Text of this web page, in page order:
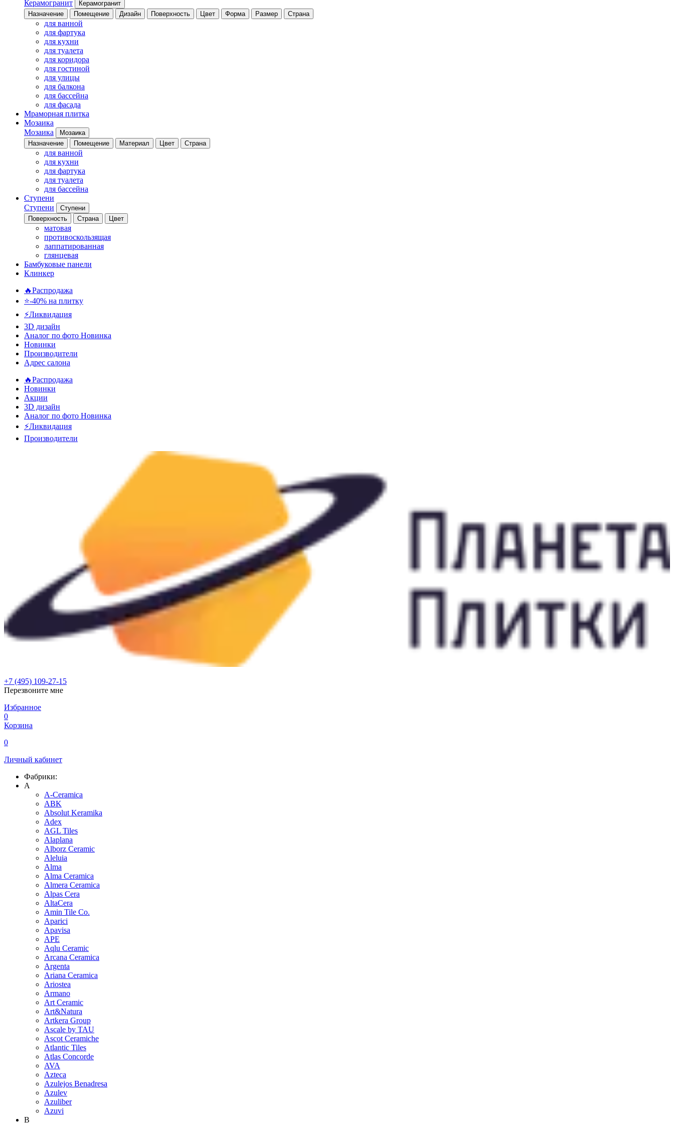
Керамогранит
Керамогранит
Назначение
Помещение Дизайн Поверхность Цвет Форма Размер Страна
для ванной
для фартука
для кухни
для туалета
для коридора
для гостиной
для улицы
для балкона
для бассейна
для фасада
Мраморная плитка
Мозаика
Мозаика
Мозаика
Назначение
Помещение Материал Цвет Страна
для ванной
для кухни
для фартука
для туалета
для бассейна
Ступени
Ступени
Ступени
Поверхность
Страна Цвет
матовая
противоскользящая
лаппатированная
глянцевая
Бамбуковые панели
Клинкер
🔥Распродажа
⭐-40% на плитку
⚡️Ликвидация
3D дизайн
Аналог по фото Новинка
Новинки
Производители
Адрес салона
🔥Распродажа
Новинки
Акции
3D дизайн
Аналог по фото Новинка
⚡Ликвидация
Производители
+7 (495) 109-27-15
Перезвоните мне
Избранное
0
Корзина
0
Личный кабинет
Фабрики:
A
A-Ceramica
ABK
Absolut Keramika
Adex
AGL Tiles
Alaplana
Alborz Ceramic
Aleluia
Alma
Alma Ceramica
Almera Ceramica
Alpas Cera
AltaCera
Amin Tile Co.
Aparici
Apavisa
APE
Aqlu Ceramic
Arcana Ceramica
Argenta
Ariana Ceramica
Ariostea
Armano
Art Ceramic
Art&Natura
Artkera Group
Ascale by TAU
Ascot Ceramiche
Atlantic Tiles
Atlas Concorde
AVA
Azteca
Azulejos Benadresa
Azulev
Azuliber
Azuvi
B